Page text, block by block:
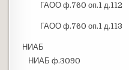
ГАОО ф.760 оп.1 д.112
ГАОО ф.760 оп.1 д.113
НИАБ
НИАБ ф.3090